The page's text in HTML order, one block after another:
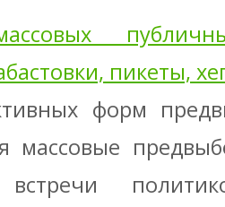
пикеты,
форм
массовые
встречи